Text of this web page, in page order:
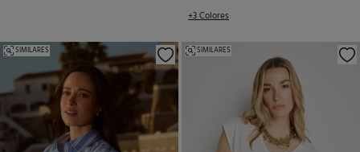
+3 Colores
SIMILARES SIMILARES